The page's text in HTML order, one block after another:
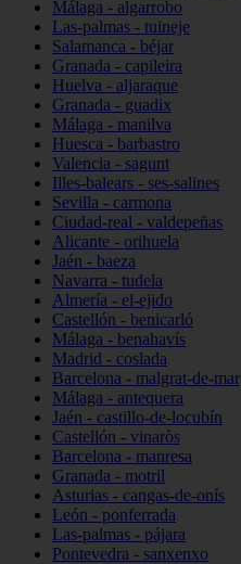
Málaga - algarrobo
Las-palmas - tuineje
Salamanca - béjar
Granada - capileira
Huelva - aljaraque
Granada - guadix
Málaga - manilva
Huesca - barbastro
Valencia - sagunt
Illes-balears - ses-salines
Sevilla - carmona
Ciudad-real - valdepeñas
Alicante - orihuela
Jaén - baeza
Navarra - tudela
Almería - el-ejido
Castellón - benicarló
Málaga - benahavís
Madrid - coslada
Barcelona - malgrat-de-mar
Málaga - antequera
Jaén - castillo-de-locubín
Castellón - vinaròs
Barcelona - manresa
Granada - motril
Asturias - cangas-de-onís
León - ponferrada
Las-palmas - pájara
Pontevedra - sanxenxo